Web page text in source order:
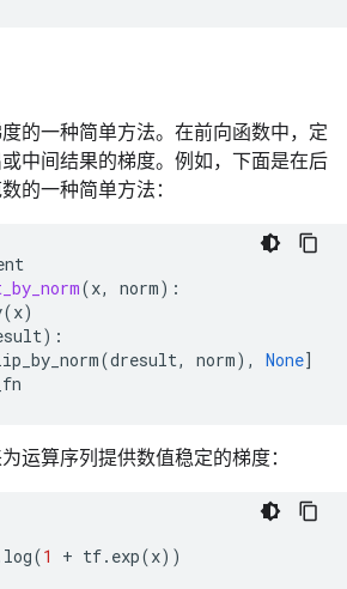
的一种简单方法。在前向函数中，定
中间结果的梯度。例如，下面是在后
的一种简单方法：
(x, norm):
(x)
):
(dresult, norm), None]
运算序列提供数值稳定的梯度：
log(1 + tf. exp(x))